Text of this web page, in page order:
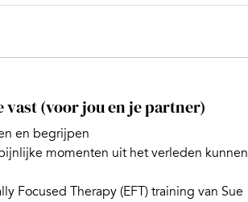
vast (voor jou en je partner)
en begrijpen
momenten uit het verleden kunnen
Focused Therapy (EFT) training van Sue